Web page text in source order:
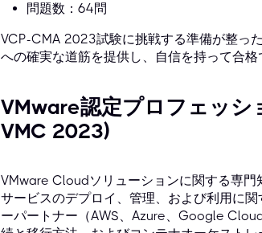
問題数：64問
VCP-CMA 2023試験に挑戦する準備が整った
への確実な道筋を提供し、自信を持って合格
VMware認定プロフェッ
VMC 2023)
VMware Cloudソリューションに関する専
サービスのデプロイ、管理、および利用に
ーパートナー（AWS、Azure、Google